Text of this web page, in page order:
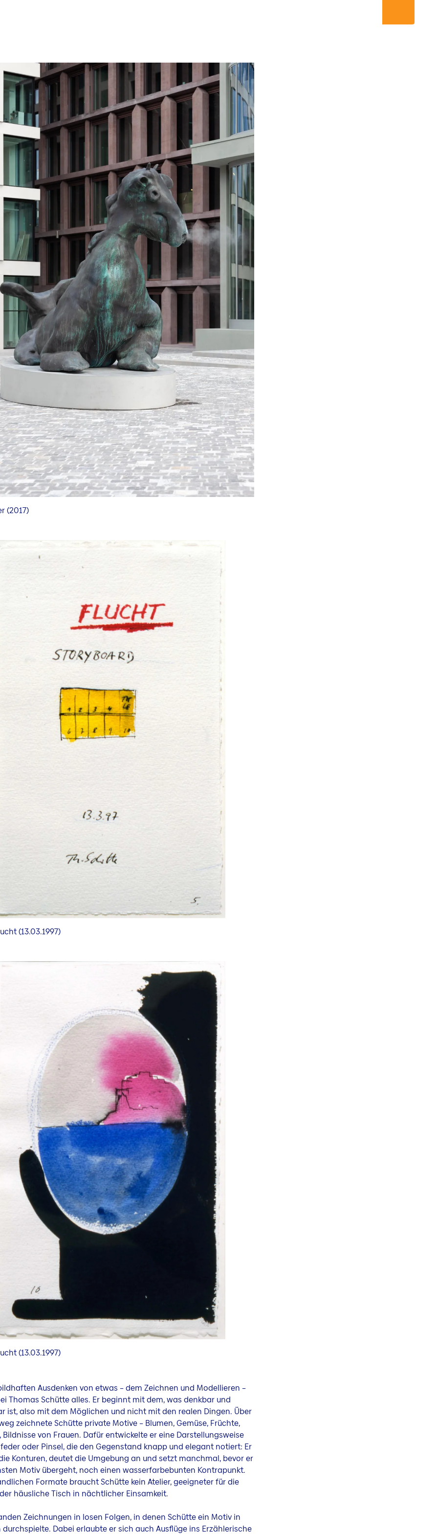
(2017)
(13.03.1997)
(13.03.1997)
Ausdenken von etwas – dem Zeichnen und Modellieren –
Thomas Schütte alles. Er beginnt mit dem, was denkbar und
ist, also mit dem Möglichen und nicht mit den realen Dingen. Über
zeichnete Schütte private Motive – Blumen, Gemüse, Früchte,
von Frauen. Dafür entwickelte er eine Darstellungsweise
oder Pinsel, die den Gegenstand knapp und elegant notiert: Er
Konturen, deutet die Umgebung an und setzt manchmal, bevor er
Motiv übergeht, noch einen wasserfarbebunten Kontrapunkt.
Formate braucht Schütte kein Atelier, geeigneter für die
häusliche Tisch in nächtlicher Einsamkeit.
Zeichnungen in losen Folgen, in denen Schütte ein Motiv in
Dabei erlaubte er sich auch Ausflüge ins Erzählerische